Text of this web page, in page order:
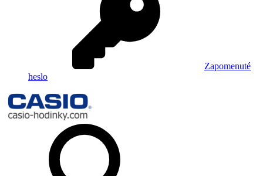
Zapomenuté
heslo